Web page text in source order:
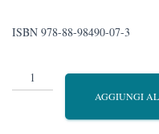
ISBN 978-88-98490-07-3
forse
AGGIUNGI